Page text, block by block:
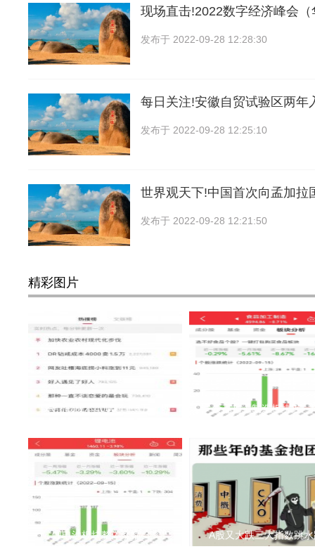
现场直击!2022数字经济峰会
发布于 2022-09-28 12:28:30
每日关注!安徽自贸试验区两年
发布于 2022-09-28 12:25:10
世界观天下!中国首次向孟加拉
发布于 2022-09-28 12:21:50
精彩图片
DR钻戒成本4000卖1.5万上热 食品加工制造板块近一
锂电池板块整体涨幅-3.9 A股又大跌三大指数跳